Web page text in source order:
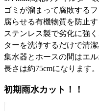
ゴミが溜まって腐敗する
腐らせる有機物質を防止す
ステンレス製で劣化に強
ターを洗浄するだけで清
集水器とホースの間はエ
長さは約75cmになります。
初期雨水カット！！